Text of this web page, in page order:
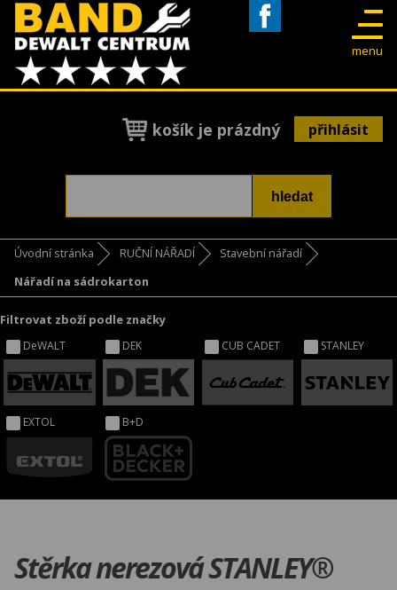
menu
košík je prázdný přihlásit
Úvodní stránka RUČNÍ NÁŘADÍ
Stavební nářadí
Nářadí na sádrokarton
Filtrovat zboží podle značky
DeWALT DEK CUB CADET STANLEY
EXTOL B+D
Stěrka nerezová STANLEY®